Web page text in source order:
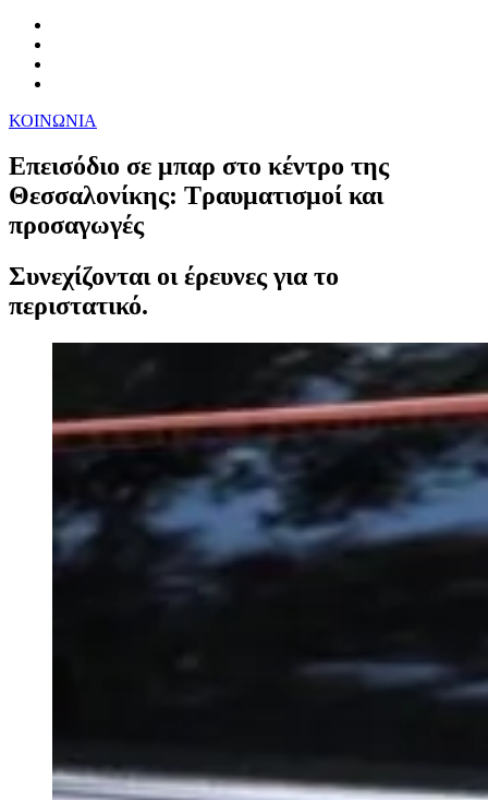
ΚΟΙΝΩΝΙΑ
Επεισόδιο σε μπαρ στο κέντρο της
Θεσσαλονίκης: Τραυματισμοί και
προσαγωγές
Συνεχίζονται οι έρευνες για το
περιστατικό.